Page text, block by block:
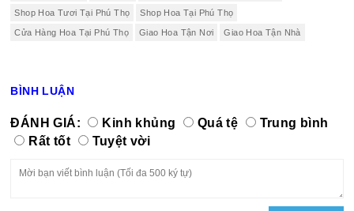
Shop Hoa Tươi Tại Phú Thọ Shop Hoa Tại Phú Thọ
Cửa Hàng Hoa Tại Phú Thọ Giao Hoa Tận Nơi Giao Hoa Tận Nhà
BÌNH LUẬN
ĐÁNH GIÁ: Kinh khủng Quá tệ
Trung bình
Rất tốt
Tuyệt vời